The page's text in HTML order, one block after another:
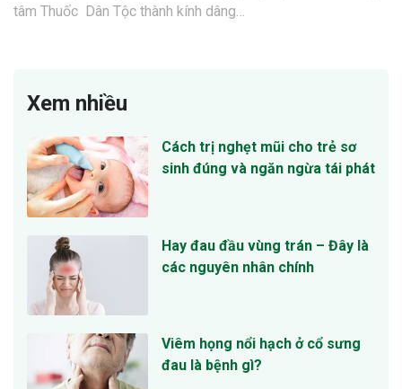
tâm Thuốc Dân Tộc thành kính dâng…
Xem nhiều
Cách trị nghẹt mũi cho trẻ sơ
sinh đúng và ngăn ngừa tái phát
Hay đau đầu vùng trán – Đây là
các nguyên nhân chính
Viêm họng nổi hạch ở cổ sưng
đau là bệnh gì?